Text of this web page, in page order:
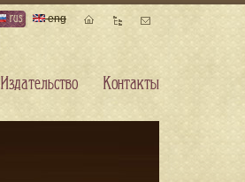
rus eng
Издательство Контакты